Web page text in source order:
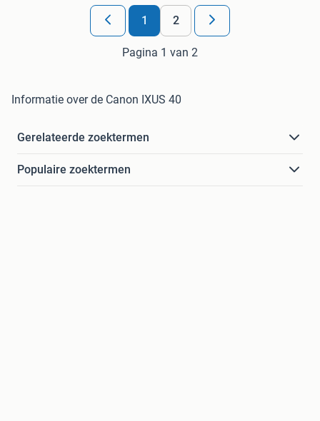
1 2
Pagina 1 van 2
Informatie over de Canon IXUS 40
Gerelateerde zoektermen
Populaire zoektermen